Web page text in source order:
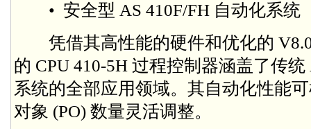
• 安全型 AS 410F/FH 自动化系统
凭借其高性能的硬件和优化的
的 CPU 410-5H 过程控制器涵盖了传统
系统的全部应用领域。其自动化性能
对象 (PO) 数量灵活调整。